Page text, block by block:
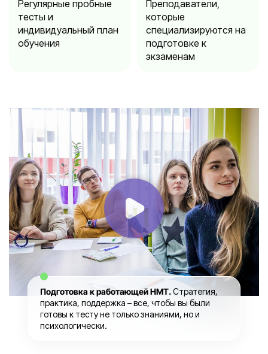
Регулярные пробные
тесты и
индивидуальный план
обучения
Преподаватели,
которые
специализируются на
подготовке к
экзаменам
Подготовка к работающей НМТ.Стратегия,
практика, поддержка – все, чтобы вы были
готовы к тесту не только знаниями, но и
психологически.